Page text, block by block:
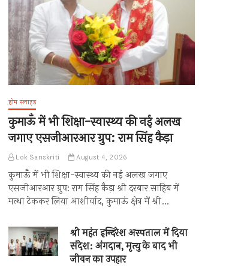
होम स्लाइड
कुमाऊँ में भी शिक्षा-स्वास्थ्य की नई अलख
जगाए एसजीआरआर ग्रुप: राम सिंह कैड़ा
Lok Sanskriti August 4, 2026
कुमाऊँ में भी शिक्षा-स्वास्थ्य की नई अलख जगाए
एसजीआरआर ग्रुप: राम सिंह कैड़ा श्री दरबार साहिब में
मत्था टेककर लिया आशीर्वाद, कुमाऊं क्षेत्र में श्री…
श्री महंत इन्दिरेश अस्पताल में दिया
संदेश: अंगदान, मृत्यु के बाद भी
जीवन का उपहार